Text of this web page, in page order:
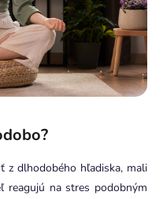
z dlhodobého hľadiska, mali
reagujú na stres podobným